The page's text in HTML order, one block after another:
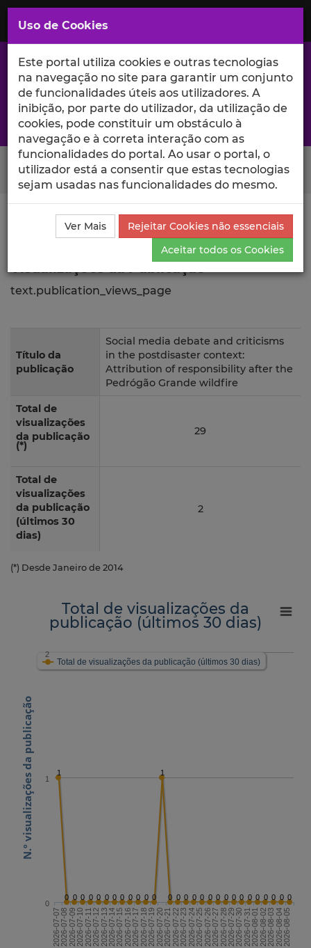
Saltar
para
Conteúdo
Principal
A excelência da investigação e ciência no Iscte
Search Button
Ciência_Iscte Publicações
Descrição Detalhada da
Publicação
Visualizações
text.publication_views_page
Título da
publicação
Social media debate and criticisms
in the postdisaster context:
Attribution of responsibility after the
Pedrógão Grande wildfire
Total de
visualizações
da publicação
(*)
29
Total de
visualizações
da publicação
(últimos 30
dias)
2
(*) Desde Janeiro de 2014
N.º visualizações da publicação
Total de visualizações da
publicação (últimos 30 dias)
1
0 0 0 0 0 0 0 0 0 0 0 0
1
0 0 0 0 0 0 0 0 0 0 0 0 0 0 0 0
Total de visualizações da publicação (últimos 30 dias)
2026-07-072026-07-082026-07-092026-07-102026-07-112026-07-122026-07-132026-07-142026-07-152026-07-162026-07-172026-07-182026-07-192026-07-202026-07-212026-07-222026-07-232026-07-242026-07-252026-07-262026-07-272026-07-282026-07-292026-07-302026-07-312026-08-012026-08-022026-08-032026-08-042026-08-05
0
1
2
Uso de Cookies
Este portal utiliza cookies e outras tecnologias
na navegação no site para garantir um conjunto
de funcionalidades úteis aos utilizadores. A
inibição, por parte do utilizador, da utilização de
cookies, pode constituir um obstáculo à
navegação e à correta interação com as
funcionalidades do portal. Ao usar o portal, o
utilizador está a consentir que estas tecnologias
sejam usadas nas funcionalidades do mesmo.
Ver Mais
Rejeitar Cookies não essenciais
Aceitar todos os Cookies